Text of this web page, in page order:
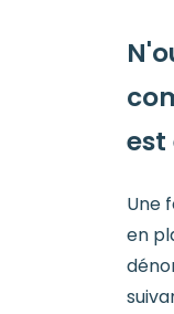
est
Une
en